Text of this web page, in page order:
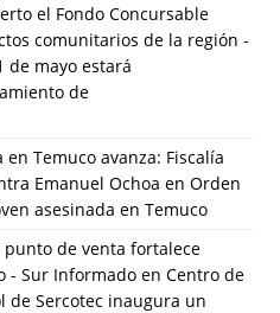
el Fondo Concursable
comunitarios de la región -
de mayo estará
de
Temuco avanza: Fiscalía
Emanuel Ochoa en Orden
asesinada en Temuco
de venta fortalece
- Sur Informado en Centro de
de Sercotec inaugura un